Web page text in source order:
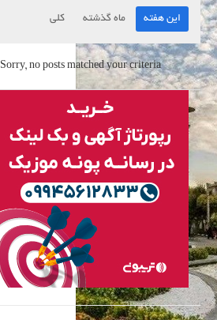
این هفته ماه گذشته کلی
Sorry, no posts matched your criteria.